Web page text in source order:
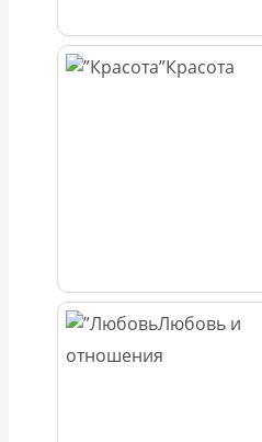
Красота
Любовь и
отношения